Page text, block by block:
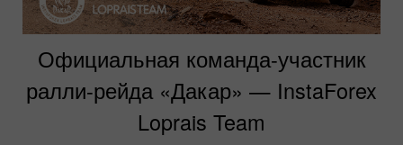
Официальная команда-участник
ралли-рейда «Дакар» — InstaForex
Loprais Team